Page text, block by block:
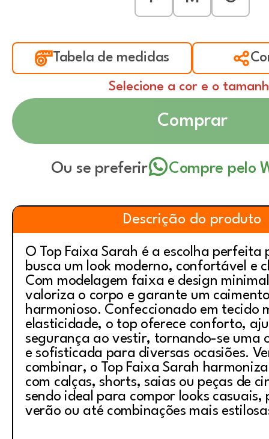
Tabela de medidas
Selecione a cor e o
Comprar
Ou se preferir Compre pelo
Descrição do produto
O Top Faixa Sarah é a escolha perfeita
busca um look moderno, confortável e
Com modelagem faixa e design
valoriza o corpo e garante um
harmonioso. Confeccionado em tecido
elasticidade, o top oferece conforto,
segurança ao vestir, tornando-se uma
e sofisticada para diversas ocasiões.
combinar, o Top Faixa Sarah
com calças, shorts, saias ou peças de
sendo ideal para compor looks casuais,
verão ou até combinações mais